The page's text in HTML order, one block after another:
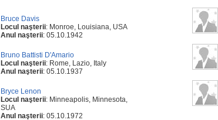
Bruce Davis
Locul naşterii: Monroe, Louisiana, USA
Anul naşterii: 05.10.1942
Bruno Battisti D'Amario
Locul naşterii: Rome, Lazio, Italy
Anul naşterii: 05.10.1937
Bryce Lenon
Locul naşterii: Minneapolis, Minnesota,
SUA
Anul naşterii: 05.10.1972